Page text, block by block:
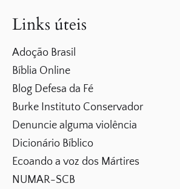
Links úteis
Adoção Brasil
Bíblia Online
Blog Defesa da Fé
Burke Instituto Conservador
Denuncie alguma violência
Dicionário Bíblico
Ecoando a voz dos Mártires
NUMAR-SCB